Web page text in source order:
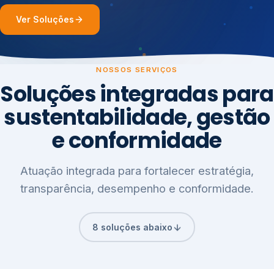
Ver Soluções
NOSSOS SERVIÇOS
Soluções integradas para
sustentabilidade, gestão
e conformidade
Atuação integrada para fortalecer estratégia,
transparência, desempenho e conformidade.
8 soluções abaixo